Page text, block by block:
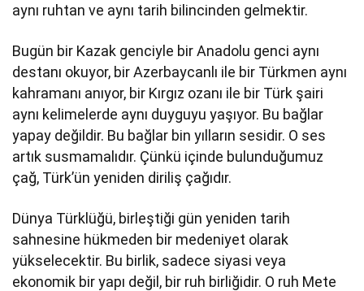
aynı ruhtan ve aynı tarih bilincinden gelmektir.
Bugün bir Kazak genciyle bir Anadolu genci aynı
destanı okuyor, bir Azerbaycanlı ile bir Türkmen aynı
kahramanı anıyor, bir Kırgız ozanı ile bir Türk şairi
aynı kelimelerde aynı duyguyu yaşıyor. Bu bağlar
yapay değildir. Bu bağlar bin yılların sesidir. O ses
artık susmamalıdır. Çünkü içinde bulunduğumuz
çağ, Türk’ün yeniden diriliş çağıdır.
Dünya Türklüğü, birleştiği gün yeniden tarih
sahnesine hükmeden bir medeniyet olarak
yükselecektir. Bu birlik, sadece siyasi veya
ekonomik bir yapı değil, bir ruh birliğidir. O ruh Mete